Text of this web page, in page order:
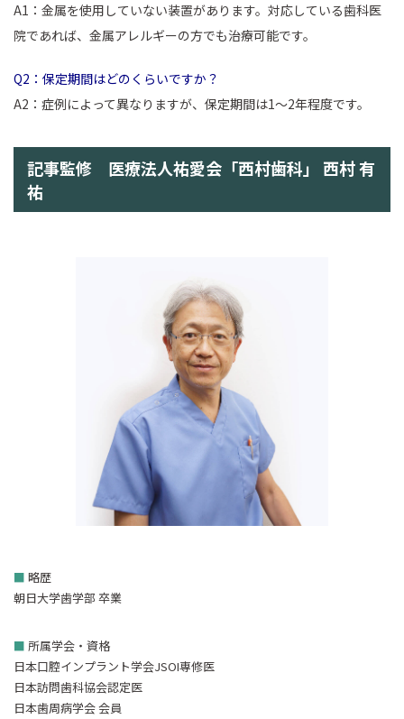
A1：金属を使用していない装置があります。対応している歯科医
院であれば、金属アレルギーの方でも治療可能です。
Q2：保定期間はどのくらいですか？
A2：症例によって異なりますが、保定期間は1〜2年程度です。
記事監修 医療法人祐愛会「西村歯科」 西村 有
祐
■ 略歴
朝日大学歯学部 卒業
■ 所属学会・資格
日本口腔インプラント学会JSOI専修医
日本訪問歯科協会認定医
日本歯周病学会 会員